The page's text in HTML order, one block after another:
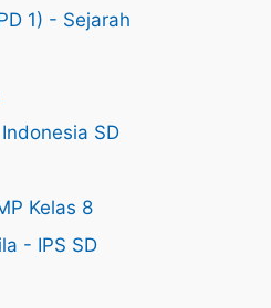
1) - Sejarah
SD
Kelas 8
- IPS SD